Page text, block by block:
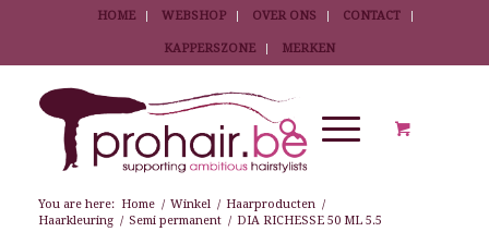
HOME WEBSHOP OVER ONS CONTACT
KAPPERSZONE MERKEN
You are here: Home / Winkel / Haarproducten /
Haarkleuring / Semi permanent / DIA RICHESSE 50 ML 5.5